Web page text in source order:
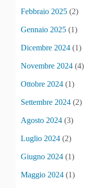
Febbraio 2025 (2)
Gennaio 2025 (1)
Dicembre 2024 (1)
Novembre 2024 (4)
Ottobre 2024 (1)
Settembre 2024 (2)
Agosto 2024 (3)
Luglio 2024 (2)
Giugno 2024 (1)
Maggio 2024 (1)